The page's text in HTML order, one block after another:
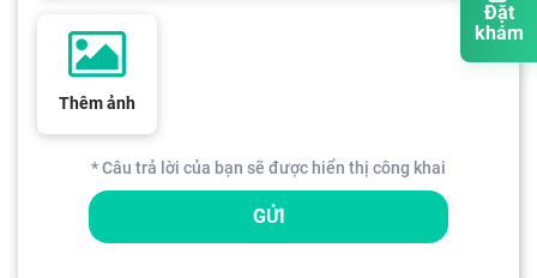
Đặt
khám
Thêm ảnh
* Câu trả lời của bạn sẽ được hiển thị công khai
GỬI